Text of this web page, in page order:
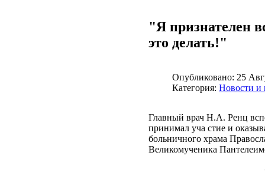
"Я признателен
это делать!"
Опубликовано: 25
Категория: Новости и
Главный врач Н.А. Ренц
принимал уча стие и
больничного храма
Великомученика